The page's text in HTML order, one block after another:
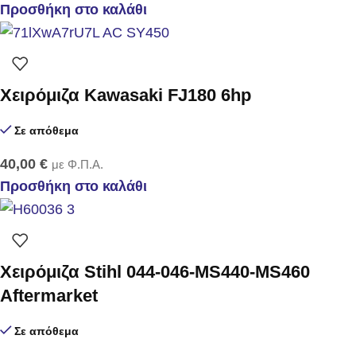
Προσθήκη στο καλάθι
Χειρόμιζα Kawasaki FJ180 6hp
Σε απόθεμα
40,00 € με Φ.Π.Α.
Προσθήκη στο καλάθι
Χειρόμιζα Stihl 044-046-MS440-MS460
Aftermarket
Σε απόθεμα